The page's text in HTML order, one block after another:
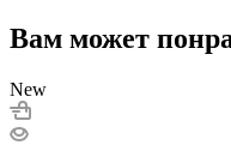
Вам может
New